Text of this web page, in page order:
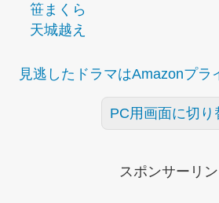
笹まくら
天城越え
見逃したドラマはAmazonプラ
PC用画面に切り
スポンサーリン